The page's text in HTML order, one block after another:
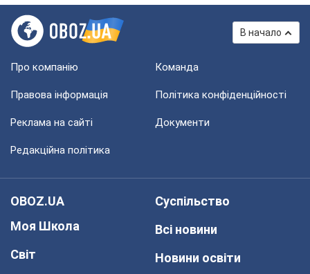
В начало
Про компанію Команда
Правова інформація Політика конфіденційності
Реклама на сайті Документи
Редакційна політика
OBOZ.UA
Моя Школа
Світ
Суспільство
Всі новини
Новини освіти